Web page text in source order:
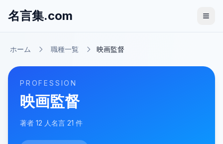
名言集.com
ホーム 職種一覧 映画監督
PROFESSION
映画監督
著者 12 人名言 21 件